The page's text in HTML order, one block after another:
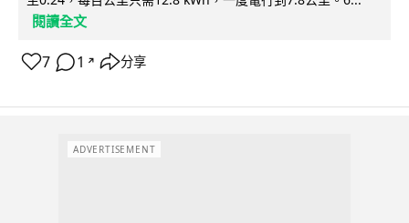
閱讀全文
7 1 ↗ 分享
ADVERTISEMENT